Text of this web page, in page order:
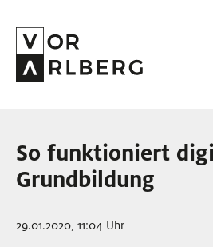
VORARLBERG
PROJEKTE
So funktioniert
Grundbildung
29.01.2020, 11:04 Uhr